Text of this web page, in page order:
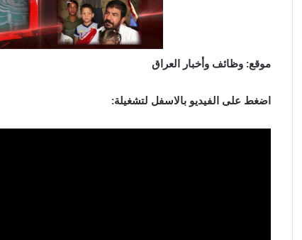
موقع: وظائف وأخبار العراق
اضغط على الفيديو بالاسفل لتشغيلة: